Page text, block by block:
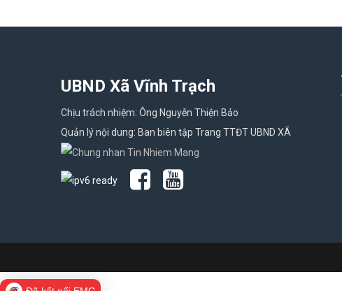
UBND Xã Vĩnh Trạch
Chịu trách nhiệm: Ông Nguyễn Thiện Bảo
Quản lý nội dung: Ban biên tập Trang TTĐT UBND XÃ